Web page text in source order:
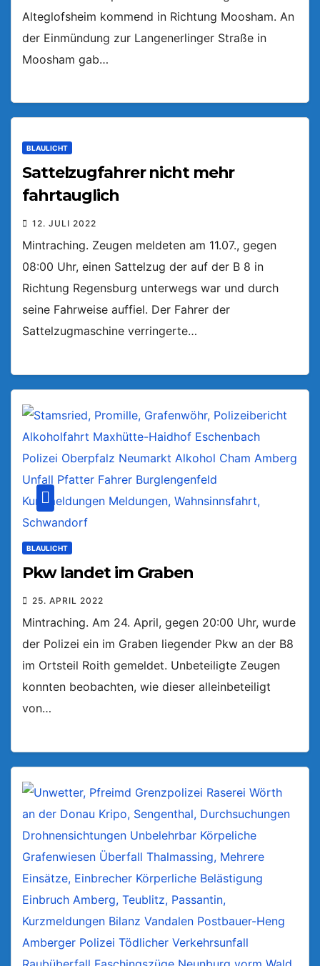
Alteglofsheim kommend in Richtung Moosham. An
der Einmündung zur Langenerlinger Straße in
Moosham gab…
BLAULICHT
Sattelzugfahrer nicht mehr
fahrtauglich
12. JULI 2022
Mintraching. Zeugen meldeten am 11.07., gegen
08:00 Uhr, einen Sattelzug der auf der B 8 in
Richtung Regensburg unterwegs war und durch
seine Fahrweise auffiel. Der Fahrer der
Sattelzugmaschine verringerte…
BLAULICHT
Pkw landet im Graben
25. APRIL 2022
Mintraching. Am 24. April, gegen 20:00 Uhr, wurde
der Polizei ein im Graben liegender Pkw an der B8
im Ortsteil Roith gemeldet. Unbeteiligte Zeugen
konnten beobachten, wie dieser alleinbeteiligt
von…